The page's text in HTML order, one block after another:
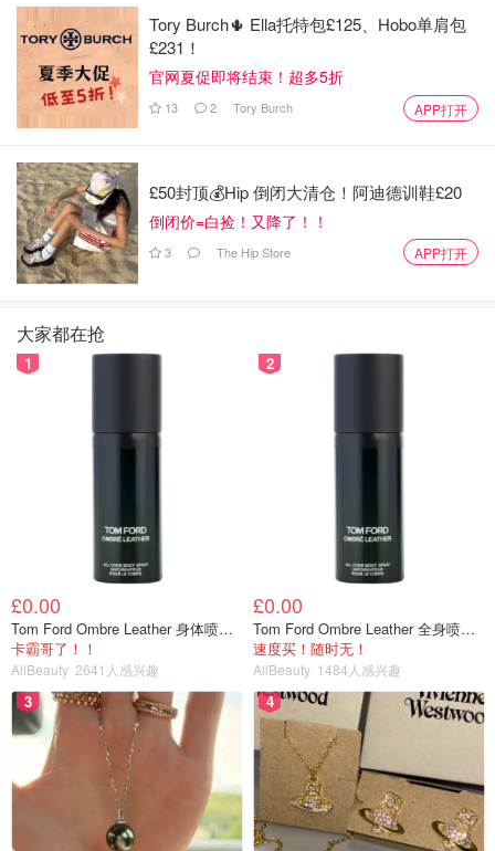
Tory Burch🌵 Ella托特包£125、Hobo单肩包
£231！
官网夏促即将结束！超多5折
13 2 Tory Burch APP打开
£50封顶💰Hip 倒闭大清仓！阿迪德训鞋£20
倒闭价=白捡！又降了！！
3 The Hip Store APP打开
大家都在抢
1
£0.00
Tom Ford Ombre Leather 身体喷雾 150ml
卡霸哥了！！
AllBeauty 2641人感兴趣
2
£0.00
Tom Ford Ombre Leather 全身喷雾 150ml
速度买！随时无！
AllBeauty 1484人感兴趣
3 4